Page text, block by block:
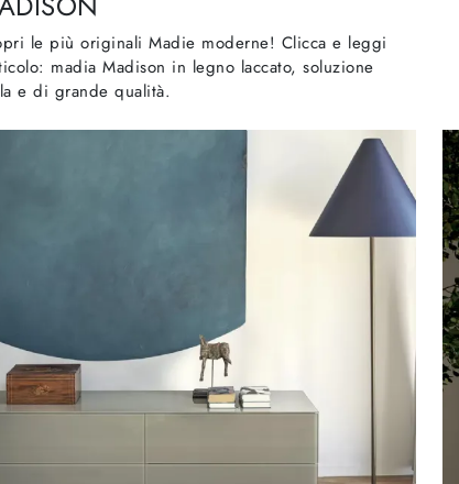
le più originali Madie moderne! Clicca e leggi
madia Madison in legno laccato, soluzione
e di grande qualità.